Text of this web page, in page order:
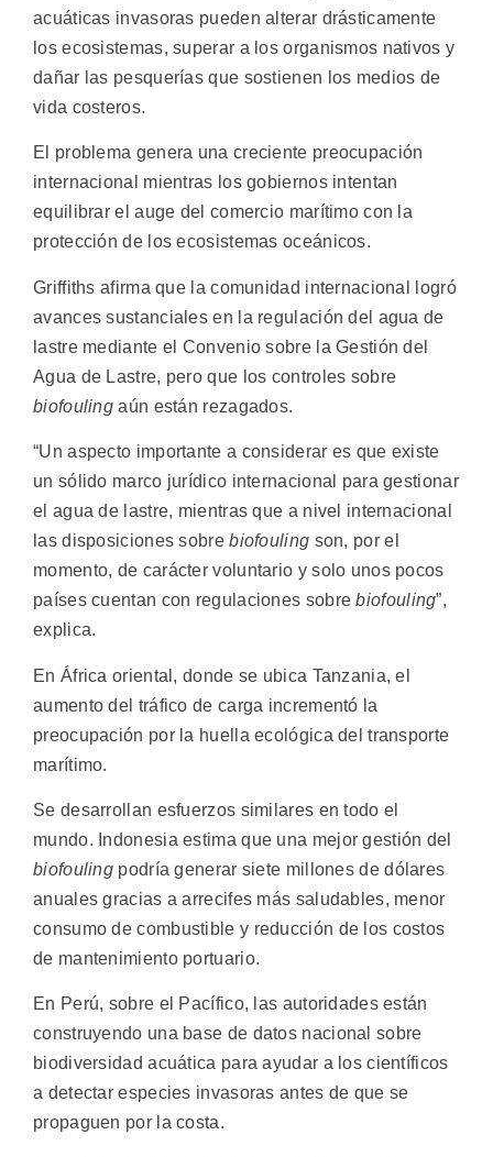
acuáticas invasoras pueden alterar drásticamente
los ecosistemas, superar a los organismos nativos y
dañar las pesquerías que sostienen los medios de
vida costeros.
El problema genera una creciente preocupación
internacional mientras los gobiernos intentan
equilibrar el auge del comercio marítimo con la
protección de los ecosistemas oceánicos.
Griffiths afirma que la comunidad internacional logró
avances sustanciales en la regulación del agua de
lastre mediante el Convenio sobre la Gestión del
Agua de Lastre, pero que los controles sobre
biofouling aún están rezagados.
“Un aspecto importante a considerar es que existe
un sólido marco jurídico internacional para gestionar
el agua de lastre, mientras que a nivel internacional
las disposiciones sobrebiofouling son, por el
momento, de carácter voluntario y solo unos pocos
países cuentan con regulaciones sobrebiofouling”,
explica.
En África oriental, donde se ubica Tanzania, el
aumento del tráfico de carga incrementó la
preocupación por la huella ecológica del transporte
marítimo.
Se desarrollan esfuerzos similares en todo el
mundo. Indonesia estima que una mejor gestión del
biofouling podría generar siete millones de dólares
anuales gracias a arrecifes más saludables, menor
consumo de combustible y reducción de los costos
de mantenimiento portuario.
En Perú, sobre el Pacífico, las autoridades están
construyendo una base de datos nacional sobre
biodiversidad acuática para ayudar a los científicos
a detectar especies invasoras antes de que se
propaguen por la costa.